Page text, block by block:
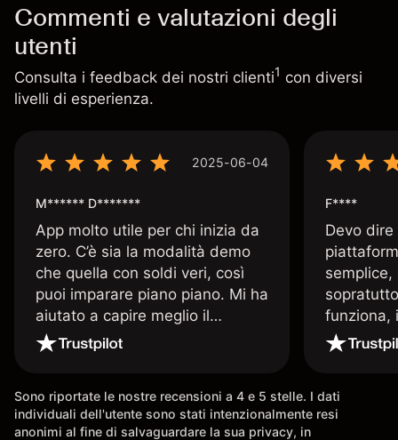
Commenti e valutazioni degli
utenti
Consulta i feedback dei nostri clienti1 con diversi
livelli di esperienza.
2025-06-04
M****** D*******
App molto utile per chi inizia da
zero. C’è sia la modalità demo
che quella con soldi veri, così
puoi imparare piano piano. Mi ha
aiutato a capire meglio il
trading. La consiglio a chi parte
senza esperienza.
F****
Devo
funziona,
Davide e'
spiega
Sono riportate le nostre recensioni a 4 e 5 stelle. I dati
individuali dell'utente sono stati intenzionalmente resi
anonimi al fine di salvaguardare la sua privacy, in